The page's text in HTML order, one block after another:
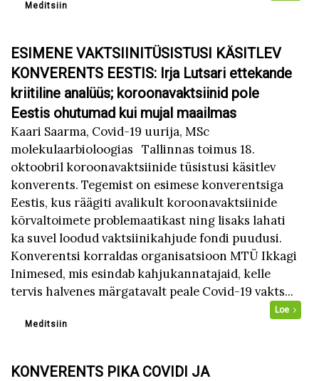
Meditsiin
ESIMENE VAKTSIINITÜSISTUSI KÄSITLEV
KONVERENTS EESTIS: Irja Lutsari ettekande
kriitiline analüüs; koroonavaktsiinid pole
Eestis ohutumad kui mujal maailmas
Kaari Saarma, Covid-19 uurija, MSc
molekulaarbioloogias Tallinnas toimus 18.
oktoobril koroonavaktsiinide tüsistusi käsitlev
konverents. Tegemist on esimese konverentsiga
Eestis, kus räägiti avalikult koroonavaktsiinide
kõrvaltoimete problemaatikast ning lisaks lahati
ka suvel loodud vaktsiinikahjude fondi puudusi.
Konverentsi korraldas organisatsioon MTÜ Ikkagi
Inimesed, mis esindab kahjukannatajaid, kelle
tervis halvenes märgatavalt peale Covid-19 vakts...
Loe
Meditsiin
KONVERENTS PIKA COVIDI JA